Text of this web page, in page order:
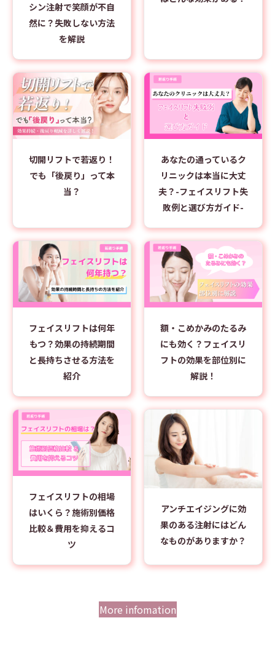
シン注射で笑顔が不自
然に？失敗しない方法
を解説
切開リフトで若返り！
でも「後戻り」って本
当？
あなたの通っているク
リニックは本当に大丈
夫？-フェイスリフト失
敗例と選び方ガイド-
フェイスリフトは何年
もつ？効果の持続期間
と長持ちさせる方法を
紹介
額・こめかみのたるみ
にも効く？フェイスリ
フトの効果を部位別に
解説！
フェイスリフトの相場
はいくら？施術別価格
比較＆費用を抑えるコ
ツ
アンチエイジングに効
果のある注射にはどん
なものがありますか？
More infomation